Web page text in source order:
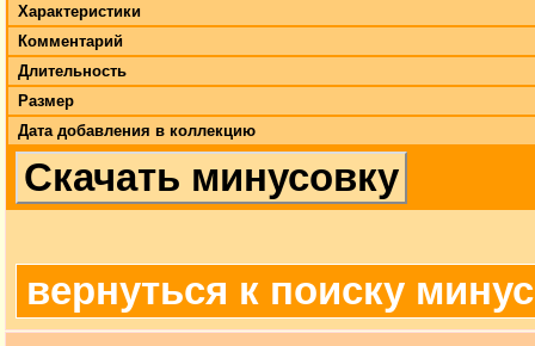
Характеристики
Комментарий
Длительность
Размер
Дата добавления в коллекцию
Скачать минусовку
вернуться к поиску